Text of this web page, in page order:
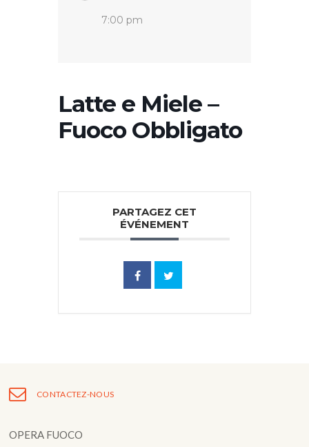
7:00 pm
Latte e Miele –
Fuoco Obbligato
PARTAGEZ CET
ÉVÉNEMENT
CONTACTEZ-NOUS
OPERA FUOCO